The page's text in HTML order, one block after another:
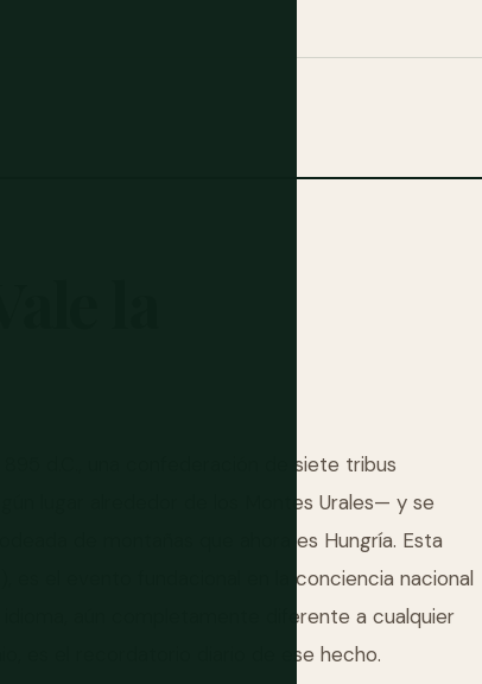
d.C., una confederación de siete tribus
lugar alrededor de los Montes Urales— y se
de montañas que ahora es Hungría. Esta
es el evento fundacional en la conciencia nacional
aún completamente diferente a cualquier
es el recordatorio diario de ese hecho.